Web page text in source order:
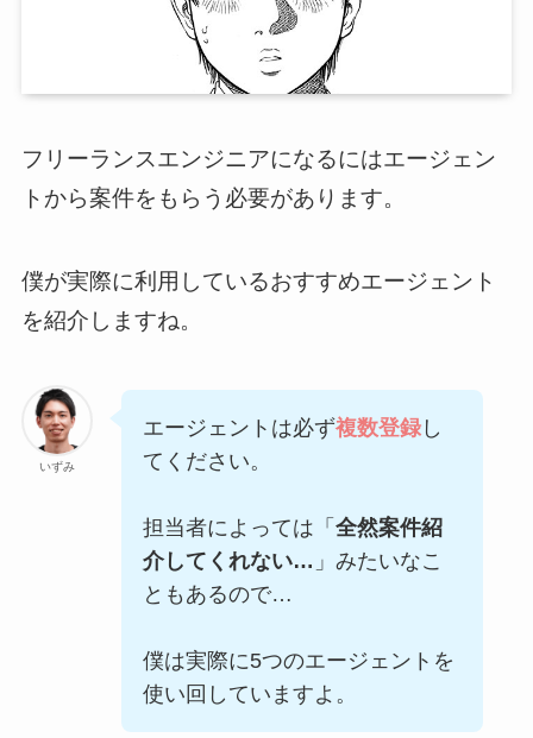
フリーランスエンジニアになるにはエージェン
トから案件をもらう必要があります。
僕が実際に利用しているおすすめエージェント
を紹介しますね。
いずみ
エージェントは必ず複数登録し
てください。
担当者によっては「 全然案件紹
介してくれない… 」みたいなこ
ともあるので…
僕は実際に5つのエージェントを
使い回していますよ。